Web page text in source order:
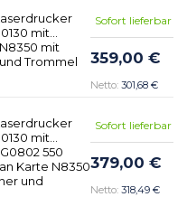
mit
mit
Trommel
Sofort lieferbar
359,00 €
301,68 €
mit
550
Karte N8350
und
Sofort lieferbar
379,00 €
318,49 €